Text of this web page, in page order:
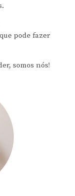
pode fazer
somos nós!